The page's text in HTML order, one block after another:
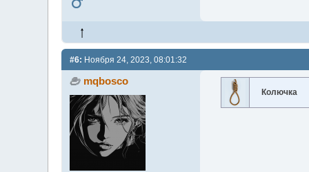
#6: Ноября 24, 2023, 08:01:32
mqbosco
Колючка